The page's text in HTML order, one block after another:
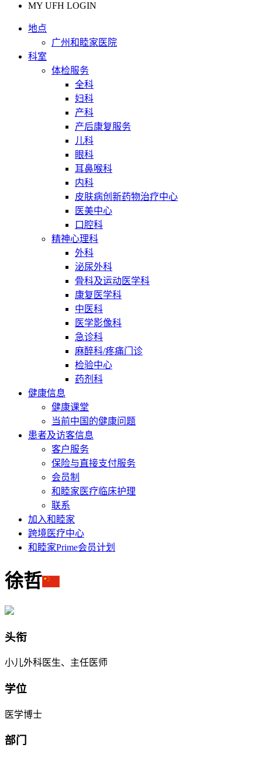
MY UFH LOGIN
地点
广州和睦家医院
科室
体检服务
全科
妇科
产科
产后康复服务
儿科
眼科
耳鼻喉科
内科
皮肤病创新药物治疗中心
医美中心
口腔科
精神心理科
外科
泌尿外科
骨科及运动医学科
康复医学科
中医科
医学影像科
急诊科
麻醉科/疼痛门诊
检验中心
药剂科
健康信息
健康课堂
当前中国的健康问题
患者及访客信息
客户服务
保险与直接支付服务
会员制
和睦家医疗临床护理
联系
加入和睦家
跨境医疗中心
和睦家Prime会员计划
徐哲
头衔
小儿外科医生、主任医师
学位
医学博士
部门